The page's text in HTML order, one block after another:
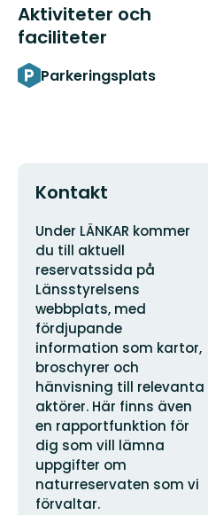
Aktiviteter och
faciliteter
Parkeringsplats
Kontakt
Adress
Under LÄNKAR kommer
du till aktuell
reservatssida på
Länsstyrelsens
webbplats, med
fördjupande
information som kartor,
broschyrer och
hänvisning till relevanta
aktörer. Här finns även
en rapportfunktion för
dig som vill lämna
uppgifter om
naturreservaten som vi
förvaltar.